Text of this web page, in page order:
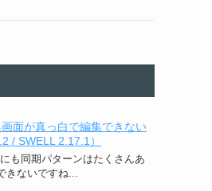
面が真っ白で編集できない
/ SWELL 2.17.1）
も同期パターンはたくさんあ
きないですね...